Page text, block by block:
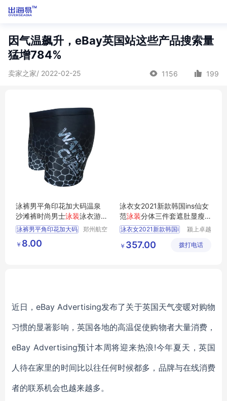
因气温飙升，eBay英国站这些产品搜索量
猛增784%
卖家之家/ 2022-02-25 1156 199
泳裤男平角印花加大码温泉
沙滩裤时尚男士泳装泳衣游
泳裤
泳裤男平角印花加大码
泳衣游泳裤
郑州航空
￥ 8.00
泳衣女2021新款韩国ins仙女
范泳装分体三件套遮肚显瘦
温泉游泳衣
泳衣女2021新款韩国i
颍上卓越
有限公司
￥ 357.00 拨打电话
近日，eBay Advertising发布了关于英国天气变暖对购物
习惯的显著影响，英国各地的高温促使购物者大量消费，
eBay Advertising预计本周将迎来热浪!今年夏天，英国
人待在家里的时间比以往任何时候都多，品牌与在线消费
者的联系机会也越来越多。